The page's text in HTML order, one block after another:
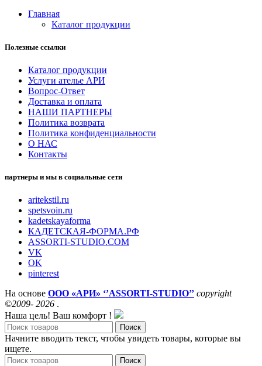
Главная
Каталог продукции
Полезные ссылки
Каталог продукции
Услуги ателье АРИ
Вопрос-Ответ
Доставка и оплата
НАШИ ПАРТНЕРЫ
Политика возврата
Политика конфиденциальности
О НАС
Контакты
партнеры и мы в социальные сети
aritekstil.ru
spetsvoin.ru
kadetskayaforma
КАДЕТСКАЯ-ФОРМА.РФ
ASSORTI-STUDIO.COM
VK
OK
pinterest
На основе ООО «АРИ» ‘’ASSORTI-STUDIO’’ copyright
©2009- 2026 .
Наша цель! Ваш комфорт !
Поиск
Начните вводить текст, чтобы увидеть товары, которые вы
ищете.
Поиск